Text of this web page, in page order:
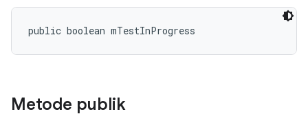
public boolean mTestInProgress
Metode publik